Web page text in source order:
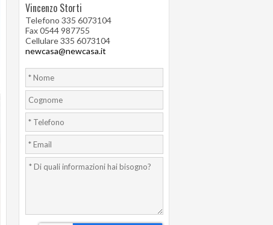
Vincenzo Storti
Telefono 335 6073104
Fax 0544 987755
Cellulare 335 6073104
newcasa@newcasa.it